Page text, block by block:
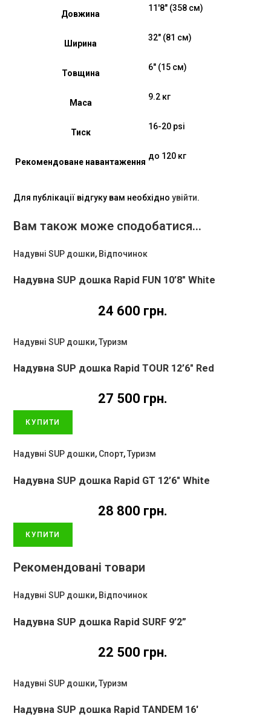
Довжина
11'8" (358 см)
Ширина
32" (81 см)
Товщина
6" (15 см)
Маса
9.2 кг
Тиск
16-20 psi
Рекомендоване навантаження
до 120 кг
Для публікації відгуку вам необхідноувійти.
Вам також може сподобатися…
Надувні SUP дошки, Відпочинок
Надувна SUP дошка Rapid FUN 10’8″ White
грн.
24 600
Надувні SUP дошки,Туризм
Надувна SUP дошка Rapid TOUR 12’6″ Red
грн.
27 500
КУПИТИ
Надувні SUP дошки, Спорт,Туризм
Надувна SUP дошка Rapid GT 12’6″ White
грн.
28 800
КУПИТИ
Рекомендовані товари
Надувні SUP дошки, Відпочинок
Надувна SUP дошка Rapid SURF 9’2”
грн.
22 500
Надувні SUP дошки,Туризм
Надувна SUP дошка Rapid TANDEM 16′